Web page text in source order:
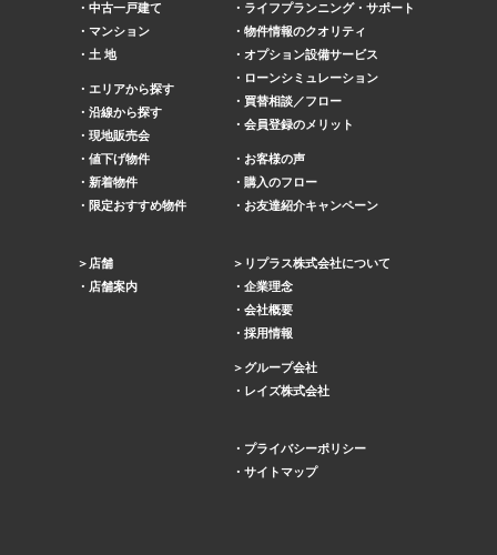
中古一戸建て
マンション
土 地
エリアから探す
沿線から探す
現地販売会
値下げ物件
新着物件
限定おすすめ物件
ライフプランニング・サポート
物件情報のクオリティ
オプション設備サービス
ローンシミュレーション
買替相談／フロー
会員登録のメリット
お客様の声
購入のフロー
お友達紹介キャンペーン
店舗
店舗案内
リプラス株式会社について
企業理念
会社概要
採用情報
グループ会社
レイズ株式会社
プライバシーポリシー
サイトマップ